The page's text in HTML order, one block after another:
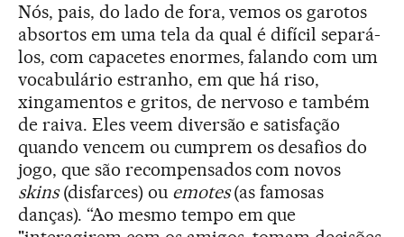
Nós, pais, do lado de fora, vemos os garotos
absortos em uma tela da qual é difícil separá-
los, com capacetes enormes, falando com um
vocabulário estranho, em que há riso,
xingamentos e gritos, de nervoso e também
de raiva. Eles veem diversão e satisfação
quando vencem ou cumprem os desafios do
jogo, que são recompensados com novos
skins(disfarces) ou emotes(as famosas
danças). “Ao mesmo tempo em que